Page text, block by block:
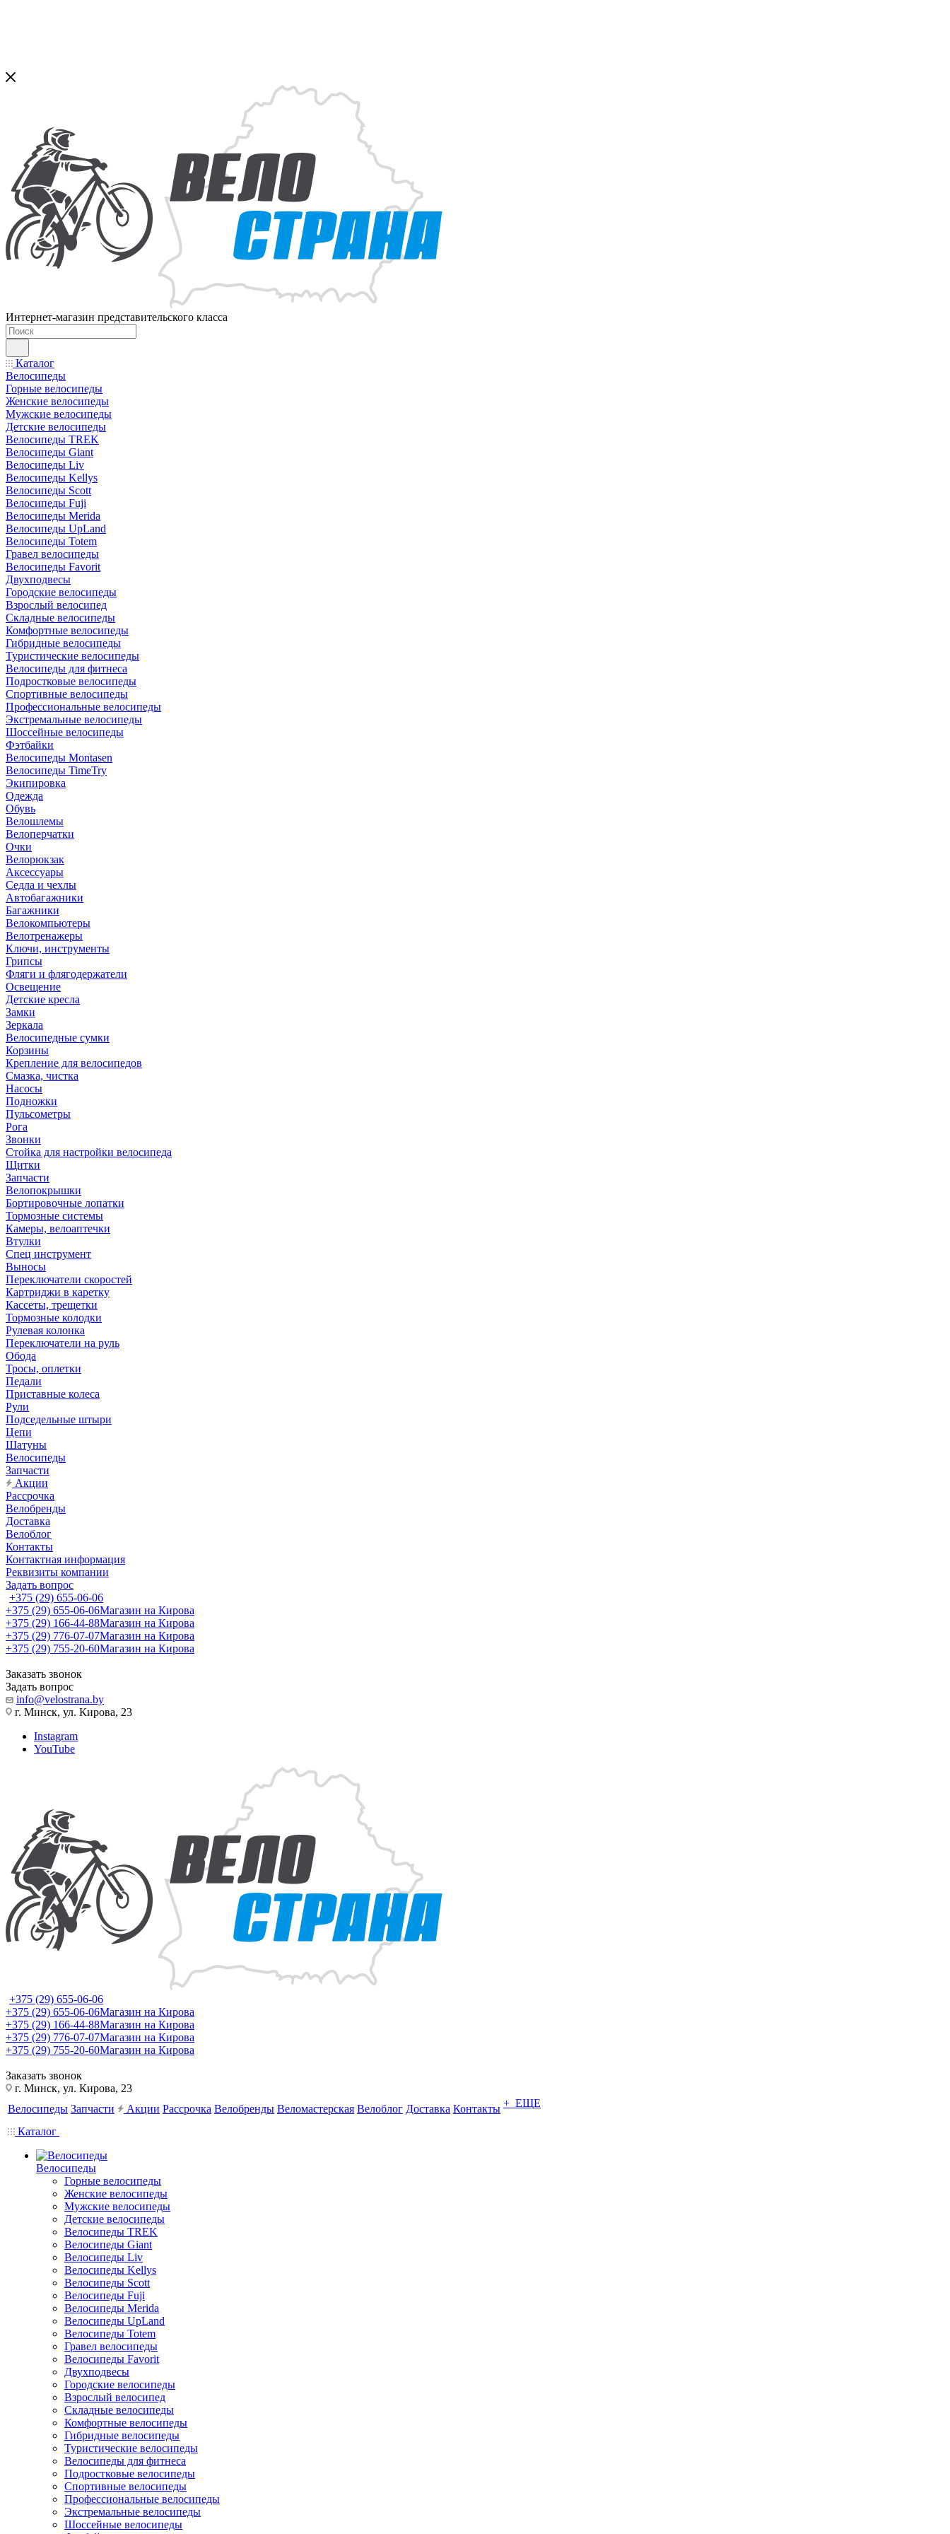
Интернет-магазин представительского класса
Каталог
Велосипеды
Горные велосипеды
Женские велосипеды
Мужские велосипеды
Детские велосипеды
Велосипеды TREK
Велосипеды Giant
Велосипеды Liv
Велосипеды Kellys
Велосипеды Scott
Велосипеды Fuji
Велосипеды Merida
Велосипеды UpLand
Велосипеды Totem
Гравел велосипеды
Велосипеды Favorit
Двухподвесы
Городские велосипеды
Взрослый велосипед
Складные велосипеды
Комфортные велосипеды
Гибридные велосипеды
Туристические велосипеды
Велосипеды для фитнеса
Подростковые велосипеды
Спортивные велосипеды
Профессиональные велосипеды
Экстремальные велосипеды
Шоссейные велосипеды
Фэтбайки
Велосипеды Montasen
Велосипеды TimeTry
Экипировка
Одежда
Обувь
Велошлемы
Велоперчатки
Очки
Велорюкзак
Аксессуары
Седла и чехлы
Автобагажники
Багажники
Велокомпьютеры
Велотренажеры
Ключи, инструменты
Грипсы
Фляги и флягодержатели
Освещение
Детские кресла
Замки
Зеркала
Велосипедные сумки
Корзины
Крепление для велосипедов
Смазка, чистка
Насосы
Подножки
Пульсометры
Рога
Звонки
Стойка для настройки велосипеда
Щитки
Запчасти
Велопокрышки
Бортировочные лопатки
Тормозные системы
Камеры, велоаптечки
Втулки
Спец инструмент
Выносы
Переключатели скоростей
Картриджи в каретку
Кассеты, трещетки
Тормозные колодки
Рулевая колонка
Переключатели на руль
Обода
Тросы, оплетки
Педали
Приставные колеса
Рули
Подседельные штыри
Цепи
Шатуны
Велосипеды
Запчасти
Акции
Рассрочка
Велобренды
Доставка
Велоблог
Контакты
Контактная информация
Реквизиты компании
Задать вопрос
+375 (29) 655-06-06
+375 (29) 655-06-06Магазин на Кирова
+375 (29) 166-44-88Магазин на Кирова
+375 (29) 776-07-07Магазин на Кирова
+375 (29) 755-20-60Магазин на Кирова
Заказать звонок
Задать вопрос
info@velostrana.by
г. Минск, ул. Кирова, 23
Instagram
YouTube
+375 (29) 655-06-06
+375 (29) 655-06-06Магазин на Кирова
+375 (29) 166-44-88Магазин на Кирова
+375 (29) 776-07-07Магазин на Кирова
+375 (29) 755-20-60Магазин на Кирова
Заказать звонок
г. Минск, ул. Кирова, 23
Велосипеды Запчасти Акции Рассрочка Велобренды Веломастерская Велоблог Доставка Контакты + ЕЩЕ
Каталог
Велосипеды
Горные велосипеды
Женские велосипеды
Мужские велосипеды
Детские велосипеды
Велосипеды TREK
Велосипеды Giant
Велосипеды Liv
Велосипеды Kellys
Велосипеды Scott
Велосипеды Fuji
Велосипеды Merida
Велосипеды UpLand
Велосипеды Totem
Гравел велосипеды
Велосипеды Favorit
Двухподвесы
Городские велосипеды
Взрослый велосипед
Складные велосипеды
Комфортные велосипеды
Гибридные велосипеды
Туристические велосипеды
Велосипеды для фитнеса
Подростковые велосипеды
Спортивные велосипеды
Профессиональные велосипеды
Экстремальные велосипеды
Шоссейные велосипеды